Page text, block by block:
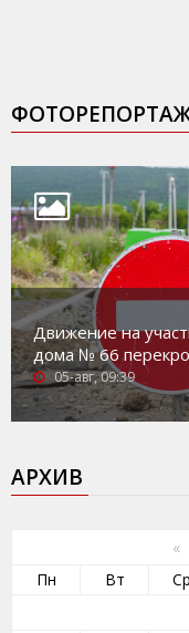
Движение на
дома № 66
05-авг, 09:39
АРХИВ
«
Пн
Вт Ср